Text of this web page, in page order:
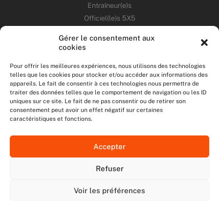
Gérer le consentement aux
cookies
Pour offrir les meilleures expériences, nous utilisons des technologies
telles que les cookies pour stocker et/ou accéder aux informations des
appareils. Le fait de consentir à ces technologies nous permettra de
traiter des données telles que le comportement de navigation ou les ID
uniques sur ce site. Le fait de ne pas consentir ou de retirer son
consentement peut avoir un effet négatif sur certaines
caractéristiques et fonctions.
Accepter
Refuser
Voir les préférences
Entraîneur(e)s
Officiel(le)s 5X5
ANNONCES
ÉVÉNEMENTS
NOS RÉSEAUX SOCIAUX
b
T
i
t
I
s
a
u
MENTIONS LÉGALES
DONNÉES PERSONNELLES